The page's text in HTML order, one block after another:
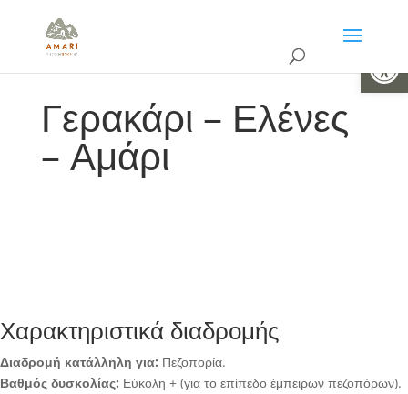
Γερακάρι – Ελένες
– Αμάρι
Χαρακτηριστικά διαδρομής
Διαδρομή κατάλληλη για: Πεζοπορία.
Βαθμός δυσκολίας: Εύκολη + (για το επίπεδο έμπειρων πεζοπόρων).